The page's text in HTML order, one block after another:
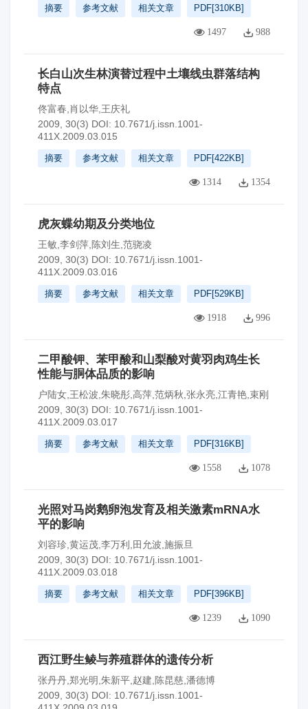
摘要 参考文献 相关文章 PDF[310KB]
1497 988
长白山次生林演替过程中土壤线虫群落结构
特点
佟富春,肖以华,王庆礼
2009, 30(3) DOI: 10.7671/j.issn.1001-
411X.2009.03.015
摘要 参考文献 相关文章 PDF[422KB]
1314 1354
虎灰蝶幼期及分类地位
王敏,李剑萍,陈刘生,范骁凌
2009, 30(3) DOI: 10.7671/j.issn.1001-
411X.2009.03.016
摘要 参考文献 相关文章 PDF[529KB]
1918 996
二甲酸钾、苯甲酸和山梨酸对黄羽肉鸡生长
性能与胴体品质的影响
户陆女,王松波,朱晓彤,高萍,范炳秋,张永亮,江青艳,束刚
2009, 30(3) DOI: 10.7671/j.issn.1001-
411X.2009.03.017
摘要 参考文献 相关文章 PDF[316KB]
1558 1078
光照对马岗鹅卵泡发育及相关激素mRNA水
平的影响
刘容珍,黄运茂,李万利,田允波,施振旦
2009, 30(3) DOI: 10.7671/j.issn.1001-
411X.2009.03.018
摘要 参考文献 相关文章 PDF[396KB]
1239 1090
西江野生鲮与养殖群体的遗传分析
张丹丹,郑光明,朱新平,赵建,陈昆慈,潘德博
2009, 30(3) DOI: 10.7671/j.issn.1001-